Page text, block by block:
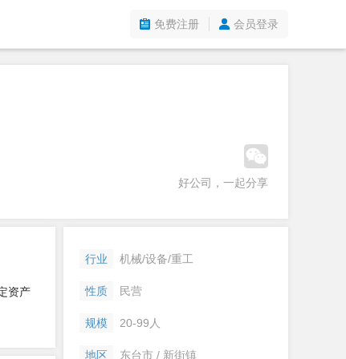
免费注册 会员登录
好公司，一起分享
资产
行业 机械/设备/重工
性质 民营
规模 20-99人
地区 东台市 / 新街镇